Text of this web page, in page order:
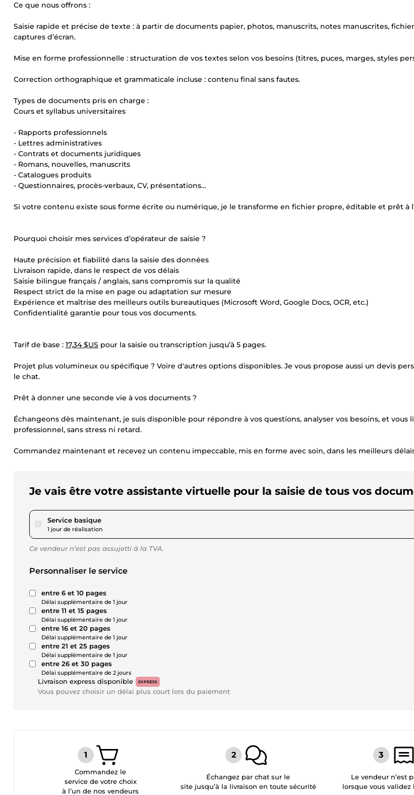
Ce que nous offrons :
Saisie rapide et précise de texte : à partir de documents papier, photos, manuscrits, notes manuscrites,
captures d’écran.
Mise en forme professionnelle : structuration de vos textes selon vos besoins (titres, puces, marges, styles
Correction orthographique et grammaticale incluse : contenu final sans fautes.
Types de documents pris en charge :
Cours et syllabus universitaires
- Rapports professionnels
- Lettres administratives
- Contrats et documents juridiques
- Romans, nouvelles, manuscrits
- Catalogues produits
- Questionnaires, procès-verbaux, CV, présentations…
Si votre contenu existe sous forme écrite ou numérique, je le transforme en fichier propre, éditable et prêt à
Pourquoi choisir mes services d’opérateur de saisie ?
Haute précision et fiabilité dans la saisie des données
Livraison rapide, dans le respect de vos délais
Saisie bilingue français / anglais, sans compromis sur la qualité
Respect strict de la mise en page ou adaptation sur mesure
Expérience et maîtrise des meilleurs outils bureautiques (Microsoft Word, Google Docs, OCR, etc.)
Confidentialité garantie pour tous vos documents.
Tarif de base : 17,34 $US pour la saisie ou transcription jusqu’à 5 pages.
Projet plus volumineux ou spécifique ? Voire d'autres options disponibles. Je vous propose aussi un devis
le chat.
Prêt à donner une seconde vie à vos documents ?
Échangeons dès maintenant, je suis disponible pour répondre à vos questions, analyser vos besoins, et vous
professionnel, sans stress ni retard.
Commandez maintenant et recevez un contenu impeccable, mis en forme avec soin, dans les meilleurs
Je vais être votre assistante virtuelle pour la saisie de tous vos
Service basiquepour 17,34 $US
1 jour de réalisation
Ce vendeur n’est pas assujetti à la TVA.
Personnaliser le service
entre 6 et 10 pages
Délai supplémentaire de 1 jour
entre 11 et 15 pages
Délai supplémentaire de 1 jour
entre 16 et 20 pages
Délai supplémentaire de 1 jour
entre 21 et 25 pages
Délai supplémentaire de 1 jour
entre 26 et 30 pages
Délai supplémentaire de 2 jours
Livraison express disponible EXPRESS
Vous pouvez choisir un délai plus court lors du paiement
Commandez le
service de votre choix
à l’un de nos vendeurs
Échangez par chat sur le
site jusqu’à la livraison en toute sécurité
Le vendeur n’est
lorsque vous validez